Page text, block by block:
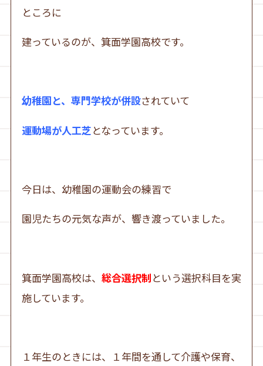
ところに
建っているのが、箕面学園高校です。
幼稚園と、専門学校が併設されていて
運動場が人工芝となっています。
今日は、幼稚園の運動会の練習で
園児たちの元気な声が、響き渡っていました。
箕面学園高校は、 総合選択制という選択科目を実
施しています。
１年生のときには、１年間を通して介護や保育、